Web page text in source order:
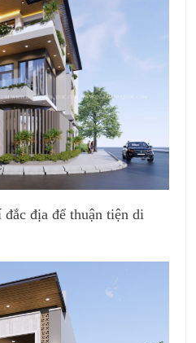
địa để thuận tiện di